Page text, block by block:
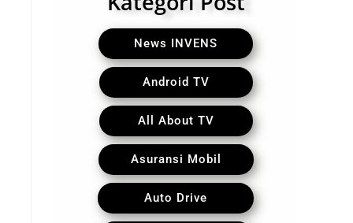
News INVENS
Android TV
All About TV
Asuransi Mobil
Auto Drive